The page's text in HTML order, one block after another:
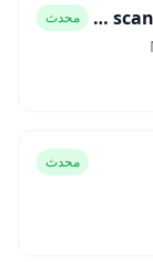
CamScanner- scanner, PDF maker Mod APK محدث
محدث